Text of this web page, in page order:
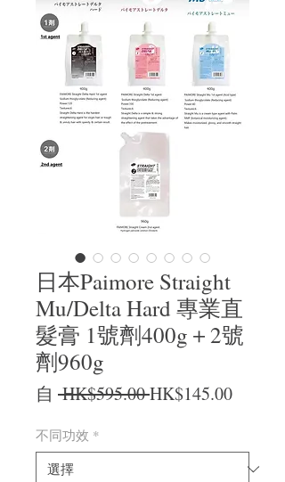
日本Paimore Straight
Mu/Delta Hard 專業直
髮膏 1號劑400g＋2號
劑960g
自 HK$595.00 一般價格
HK$145.00促銷價
不同功效 *